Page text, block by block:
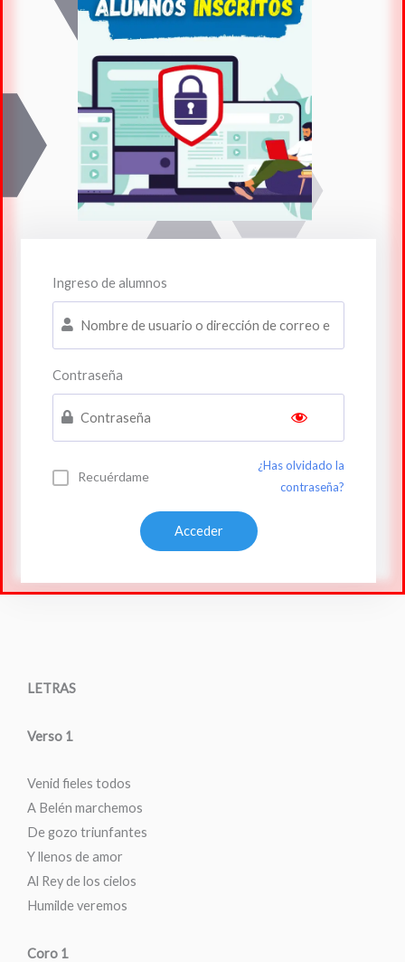
Ingreso de alumnos
Contraseña
Recuérdame
¿Has olvidado la
contraseña?
LETRAS
Verso 1
Venid fieles todos
A Belén marchemos
De gozo triunfantes
Y llenos de amor
Al Rey de los cielos
Humilde veremos
Coro 1